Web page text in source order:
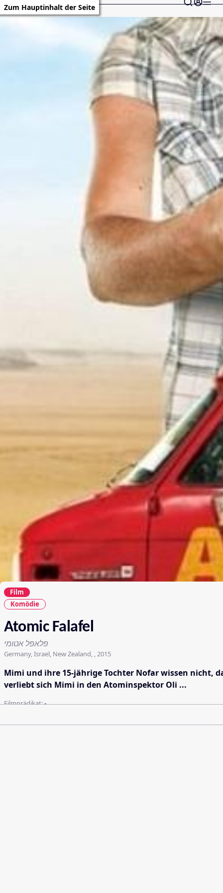
Zum Hauptinhalt der Seite
Film
Komödie
Atomic Falafel
פלאפל אטומי
Germany, Israel, New Zealand, , 2015
Mimi und ihre 15-jährige Tochter Nofar wissen nicht,
verliebt sich Mimi in den Atominspektor Oli ...
Filmprädikat:-